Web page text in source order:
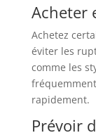
Acheter
Achetez
éviter les
comme les
rapidement.
Prévoir